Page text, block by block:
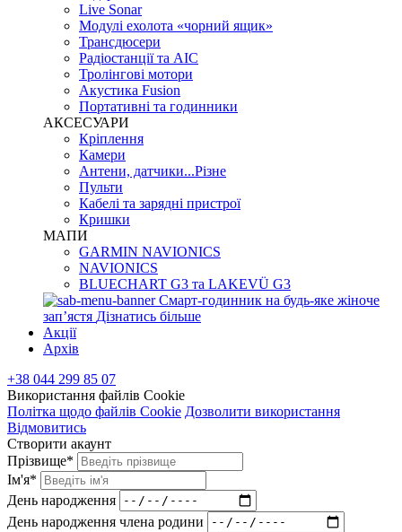
Live Sonar
Модулі ехолота «чорний ящик»
Трансдюсери
Радіостанції та АІС
Тролінгові мотори
Акустика Fusion
Портативні та годинники
АКСЕСУАРИ
Кріплення
Камери
Антени, датчики...Різне
Пульти
Кабелі та зарядні пристрої
Кришки
МАПИ
GARMIN NAVIONICS
NAVIONICS
BLUECHART G3 та LAKEVÜ G3
Смарт-годинник на будь-яке жіноче
запʼястя Дізнатись більше
Акції
Архів
+38 044 299 85 07
Використання файлів Cookie
Політка щодо файлів Cookie Дозволити використання
Відмовитись
Створити акаунт
Прізвище*
Ім'я*
День народження
День народження члена родини